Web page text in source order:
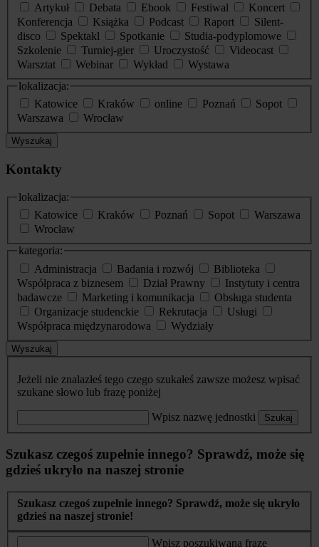
Artykuł
Debata Ebook Festiwal
Koncert
Konferencja
Książka Podcast Raport
Silent-
disco
Spektakl Spotkanie
Studia-podyplomowe
Szkolenie
Turniej-gier Uroczystość
Videocast
Warsztat
Webinar Wykład
Wystawa
lokalizacja:
Katowice
Kraków online Poznań
Sopot
Warszawa
Wrocław
Wyszukaj
Kontakty
lokalizacja:
Katowice
Kraków Poznań Sopot
Warszawa
Wrocław
kategoria:
Administracja
Badania i rozwój
Biblioteka
Współpraca z biznesem
Dział Prawny
Instytuty i centra
badawcze
Marketing i komunikacja
Obsługa studenta
Organizacje studenckie
Rekrutacja
Usługi
Współpraca międzynarodowa
Wydziały
Wyszukaj
Jeżeli nie znalazłeś tego czego szukałeś zawsze możesz wpisać
szukane słowo lub frazę poniżej
Wpisz nazwę jednostki Szukaj
Szukasz czegoś zupełnie innego? Sprawdź, może się
gdzieś ukryło na naszej stronie
Szukasz czegoś zupełnie innego? Sprawdź, może się ukryło
gdzieś na naszej stronie!
Wpisz poszukiwaną frazę